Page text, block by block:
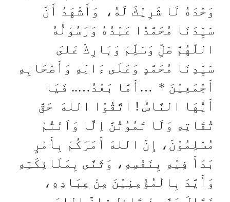
وَحْدَهُ لَا شَرِيْكَ لَهُ، وَأَشْهَدُ أَنَّ
سَيِّدَنَا مُحَمَّدًا عَبْدُهُ وَرَسُوْلُهُ
اللّهُمَّ صَلِّ وَسَلِّمْ وَبَارِكْ عَلىَ
سَيِّدِنَا مُحَمَّدٍ وَعَلَى ءَالِهِ وَأَصْحَابِهِ
أَجْمَعِيْنَ * …أَمَّا بَعْدُ….. فَيَا
أَيُّهَا النَّاسُ ! اتَّقُوْا اللهَ حَقَّ
تُقَاتِهِ وَلَا تَمُوُتُنَّ اِلَّا وَاَنْتُمْ
مُسْلِمُوْنَ، إِنَّ اللهَ أَمَرَكُمْ بِأَمْرٍ
بَدَأَ فِيْهِ بِنَفْسِهِ، وَثَنَّى بِمَلَائِكَتِهِ
وَأَيَّدَ بِالْمُؤْمِنِيْنَ مِنْ عِبَادِهِ،